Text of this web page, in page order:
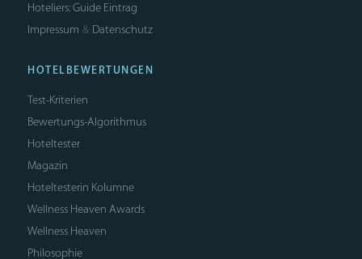
Hoteliers: Guide Eintrag
Impressum & Datenschutz
HOTELBEWERTUNGEN
Test-Kriterien
Bewertungs-Algorithmus
Hoteltester
Magazin
Hoteltesterin Kolumne
Wellness Heaven Awards
Wellness Heaven
Philosophie